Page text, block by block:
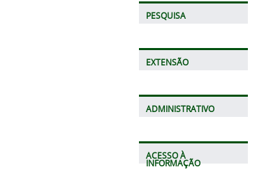
PESQUISA
EXTENSÃO
ADMINISTRATIVO
ACESSO À
INFORMAÇÃO